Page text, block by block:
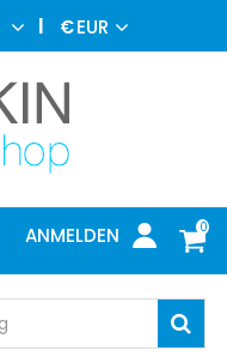
€EUR
0
ANMELDEN